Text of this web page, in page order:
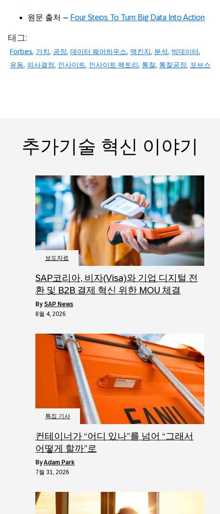
원문 출처 – Four Steps To Turn Big Data Into Action
태그:
Forbes 가치 공장 데이터 웨어하우스 맥킨지 분석
빅데이터
유동 의사결정 인사이트 인사이트 팩토리 통찰 통찰공장 포브스
추가기술 혁신 이야기
보도자료
SAP코리아, 비자(Visa)와 기업 디지털 전
환 및 B2B 결제 혁신 위한 MOU 체결
by SAP News
8월 4, 2026
특집 기사
컨테이너가 “어디 있나”를 넘어 “그래서
어떻게 할까”로
byAdam Park
7월 31, 2026